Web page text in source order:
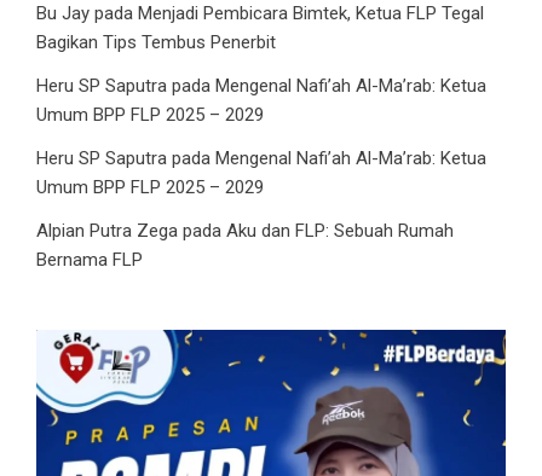
Bu Jay pada Menjadi Pembicara Bimtek, Ketua FLP Tegal
Bagikan Tips Tembus Penerbit
Heru SP Saputra pada Mengenal Nafi’ah Al-Ma’rab: Ketua
Umum BPP FLP 2025 – 2029
Heru SP Saputra pada Mengenal Nafi’ah Al-Ma’rab: Ketua
Umum BPP FLP 2025 – 2029
Alpian Putra Zega pada Aku dan FLP: Sebuah Rumah
Bernama FLP